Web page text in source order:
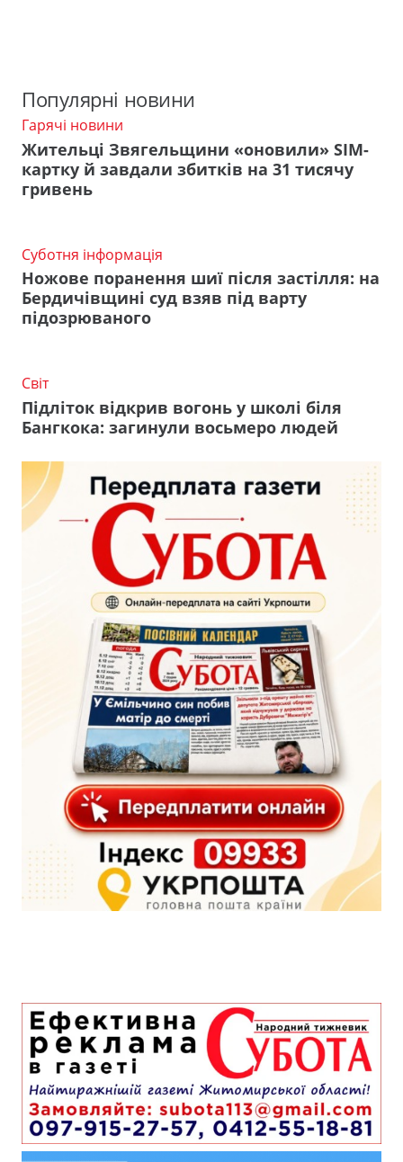
Популярні новини
Гарячі новини
Жительці Звягельщини «оновили» SIM-
картку й завдали збитків на 31 тисячу
гривень
Суботня інформація
Ножове поранення шиї після застілля: на
Бердичівщині суд взяв під варту
підозрюваного
Світ
Підліток відкрив вогонь у школі біля
Бангкока: загинули восьмеро людей